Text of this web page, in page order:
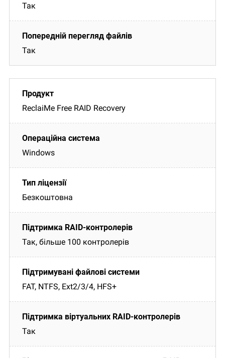
Так
Так
ReclaiMe Free RAID Recovery
Windows
Безкоштовна
Так, більше 100 контролерів
FAT, NTFS, Ext2/3/4, HFS+
Так